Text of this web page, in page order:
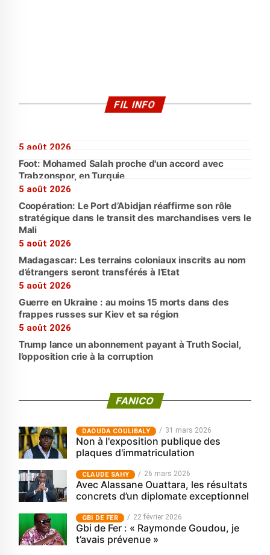
FIL INFO
5 août 2026
Foot: Mohamed Salah proche d'un accord avec
Trabzonspor, en Turquie
5 août 2026
Coopération: Le Port d’Abidjan réaffirme son rôle
stratégique dans le transit des marchandises vers le
Mali
5 août 2026
Madagascar: Les terrains coloniaux inscrits au nom
d’étrangers seront transférés à l’Etat
5 août 2026
Guerre en Ukraine : au moins 15 morts dans des
frappes russes sur Kiev et sa région
5 août 2026
Trump lance un abonnement payant à Truth Social,
l’opposition crie à la corruption
FANICO
‎DAOUDA COULIBALY 31 mars 2026
Non à l'exposition publique des
plaques d'immatriculation
CLAUDE SAHY 26 mars 2026
Avec Alassane Ouattara, les résultats
concrets d’un diplomate exceptionnel
GBI DE FER 22 février 2026
Gbi de Fer : « Raymonde Goudou, je
t’avais prévenue »